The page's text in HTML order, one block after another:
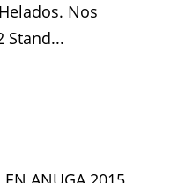
Nos
Stand...